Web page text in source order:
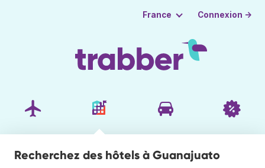
France Connexion →
Recherchez des hôtels à Guanajuato